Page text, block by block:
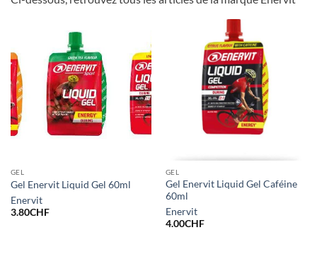
GEL
Gel Enervit Liquid Gel 60ml
Enervit
3.80CHF
GEL
Gel Enervit Liquid Gel Caféine
60ml
Enervit
4.00CHF